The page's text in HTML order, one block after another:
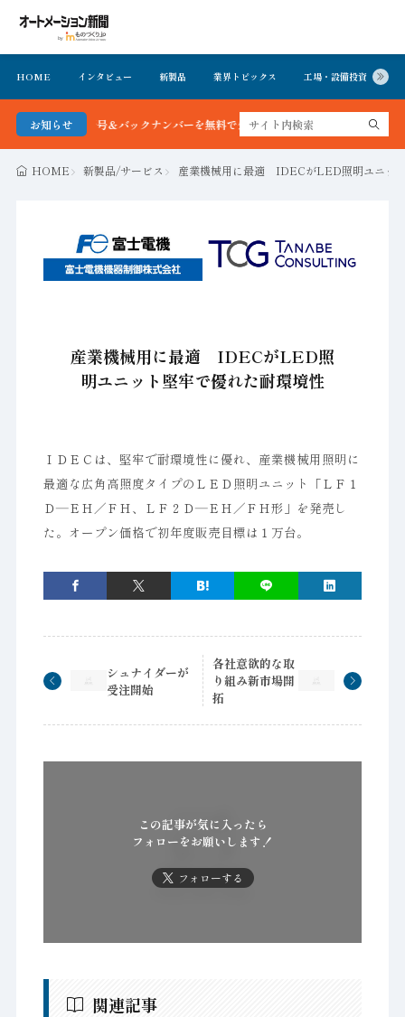
HOME インタビュー 新製品 業界トピックス 工場・設備投資
お知らせ
新聞 最新号＆バックナンバーを無料で公開中 詳細はこちら
HOME 新製品/サービス 産業機械用に最適 IDECがLED照明ユニッ
産業機械用に最適 IDECがLED照
明ユニット堅牢で優れた耐環境性
ＩＤＥＣは、堅牢で耐環境性に優れ、産業機械用照明に
最適な広角高照度タイプのＬＥＤ照明ユニット「ＬＦ１
Ｄ―ＥＨ／ＦＨ、ＬＦ２Ｄ―ＥＨ／ＦＨ形」を発売し
た。オープン価格で初年度販売目標は１万台。
シュナイダーが
受注開始
各社意欲的な取
り組み新市場開
拓
この記事が気に入ったら
フォローをお願いします！
フォローする
関連記事